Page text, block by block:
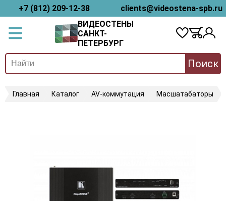
+7 (812) 209-12-38
clients@videostena-spb.ru
ВИДЕОСТЕНЫ
САНКТ-
ПЕТЕРБУРГ
Поиск
Главная Каталог AV-коммутация Масшатабаторы